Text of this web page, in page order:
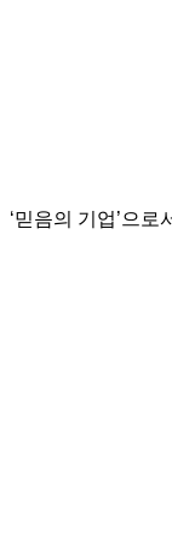
‘믿음의 기업’으